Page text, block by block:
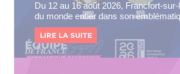
Du 12 au 16 août 2026, Francfort-
du monde entier dans son
Championnats...
LIRE LA SUITE